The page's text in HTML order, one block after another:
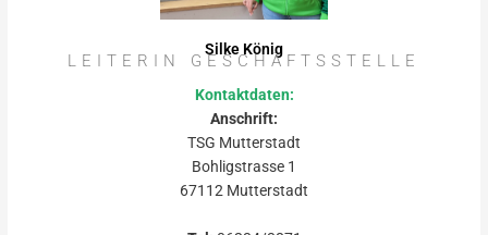
Silke König
LEITERIN GESCHÄFTSSTELLE
Kontaktdaten:
Anschrift:
TSG Mutterstadt
Bohligstrasse 1
67112 Mutterstadt